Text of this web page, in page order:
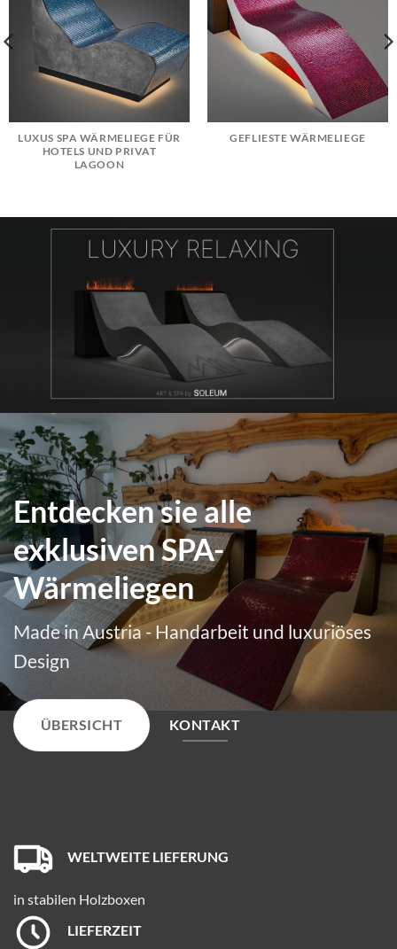
LUXUS SPA WÄRMELIEGE FÜR
HOTELS UND PRIVAT
LAGOON
GEFLIESTE WÄRMELIEGE
Entdecken sie alle
exklusiven SPA-
Wärmeliegen
Made in Austria - Handarbeit und luxuriöses
Design
ÜBERSICHT KONTAKT
WELTWEITE LIEFERUNG
in stabilen Holzboxen
LIEFERZEIT